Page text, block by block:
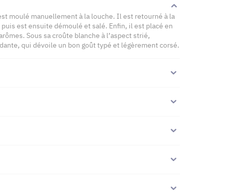
moulé manuellement à la louche. Il est retourné à la
est ensuite démoulé et salé. Enfin, il est placé en
Sous sa croûte blanche à l’aspect strié,
qui dévoile un bon goût typé et légèrement corsé.